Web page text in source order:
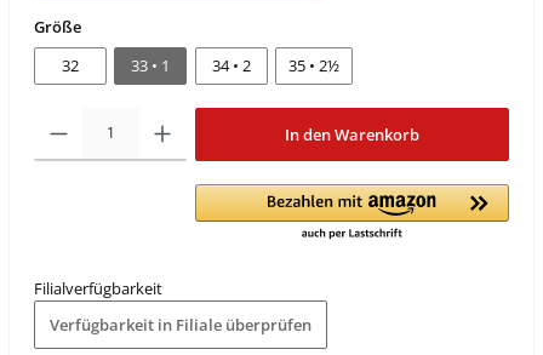
Größe
32
33 • 1 34 • 2 35 • 2½
In den Warenkorb
Filialverfügbarkeit
Verfügbarkeit in Filiale überprüfen